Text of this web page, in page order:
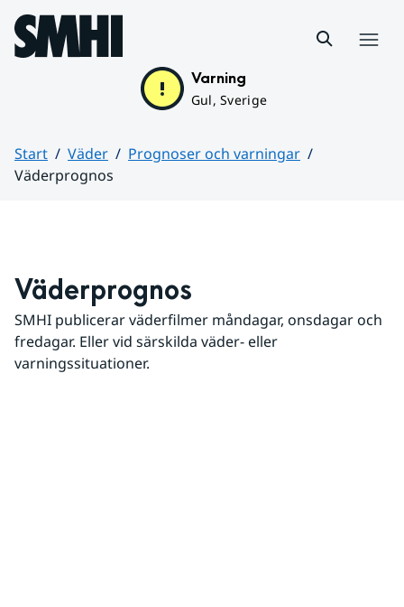
Hoppa till sidans innehåll
Varning
Gul, Sverige
Start Väder
Prognoser och varningar
Väderprognos
Väderprognos
SMHI publicerar väderfilmer måndagar, onsdagar och
fredagar. Eller vid särskilda väder- eller
varningssituationer.